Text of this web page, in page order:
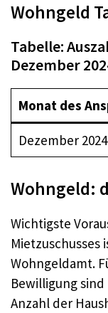
Wohngeld
Tabelle:
Dezember
Monat des
Dezember 2024
Wohngeld:
Wichtigste
Wohngeldamt.
Bewilligung
Anzahl der